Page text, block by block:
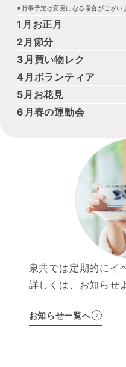
※行事予定は変更になる場合がござい
1月 お正月
2月 節分
3月 買い物レク
4月 ボランティア
5月 お花見
6月 春の運動会
泉共では定期的にイ
詳しくは、お知らせ
お知らせ一覧へ